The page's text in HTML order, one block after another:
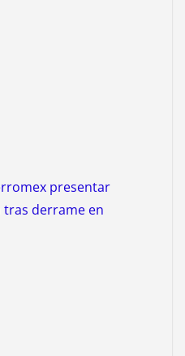
presentar
derrame en